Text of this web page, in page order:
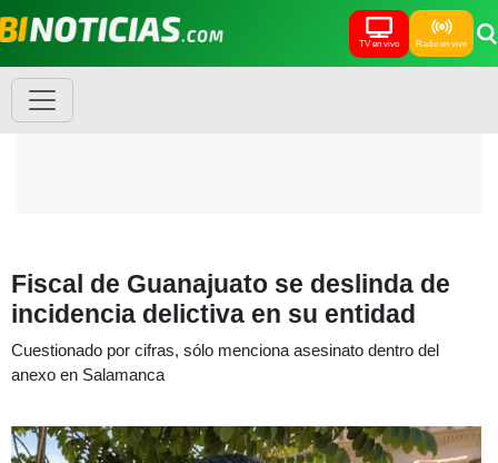
TV en vivo Radio en vivo
Fiscal de Guanajuato se deslinda de
incidencia delictiva en su entidad
Cuestionado por cifras, sólo menciona asesinato dentro del
anexo en Salamanca